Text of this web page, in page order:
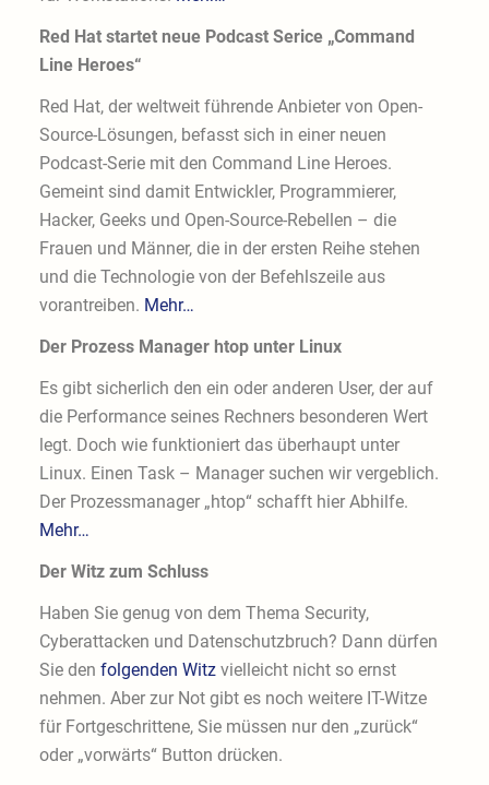
Red Hat startet neue Podcast Serice „Command
Line Heroes“
Red Hat, der weltweit führende Anbieter von Open-
Source-Lösungen, befasst sich in einer neuen
Podcast-Serie mit den Command Line Heroes.
Gemeint sind damit Entwickler, Programmierer,
Hacker, Geeks und Open-Source-Rebellen – die
Frauen und Männer, die in der ersten Reihe stehen
und die Technologie von der Befehlszeile aus
vorantreiben. Mehr…
Der Prozess Manager htop unter Linux
Es gibt sicherlich den ein oder anderen User, der auf
die Performance seines Rechners besonderen Wert
legt. Doch wie funktioniert das überhaupt unter
Linux. Einen Task – Manager suchen wir vergeblich.
Der Prozessmanager „htop“ schafft hier Abhilfe.
Mehr…
Der Witz zum Schluss
Haben Sie genug von dem Thema Security,
Cyberattacken und Datenschutzbruch? Dann dürfen
Sie den folgenden Witzvielleicht nicht so ernst
nehmen. Aber zur Not gibt es noch weitere IT-Witze
für Fortgeschrittene, Sie müssen nur den „zurück“
oder „vorwärts“ Button drücken.